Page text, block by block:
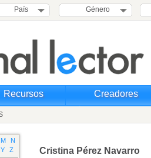
País Género
Recursos Creadores
M
N
Y Z Cristina Pérez Navarro